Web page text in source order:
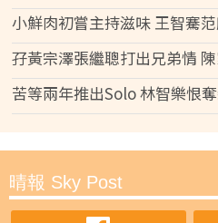
小鮮肉初嘗主持滋味 王智騫
孖黃宗澤張繼聰打出兄弟情
苦等兩年推出Solo 林智樂恨
晴報 Sky Post